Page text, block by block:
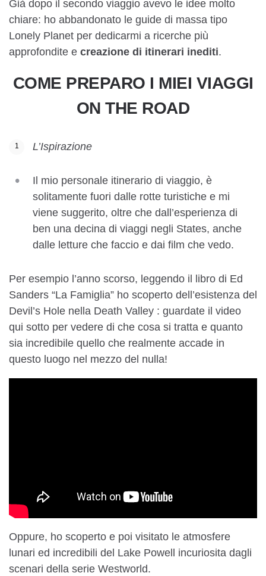
Già dopo il secondo viaggio avevo le idee molto
chiare: ho abbandonato le guide di massa tipo
Lonely Planet per dedicarmi a ricerche più
approfondite e creazione di itinerari inediti.
COME PREPARO I MIEI VIAGGI
ON THE ROAD
L’Ispirazione
Il mio personale itinerario di viaggio, è
solitamente fuori dalle rotte turistiche e mi
viene suggerito, oltre che dall’esperienza di
ben una decina di viaggi negli States, anche
dalle letture che faccio e dai film che vedo.
Per esempio l’anno scorso, leggendo il libro di Ed
Sanders “La Famiglia” ho scoperto dell’esistenza del
Devil’s Hole nella Death Valley : guardate il video
qui sotto per vedere di che cosa si tratta e quanto
sia incredibile quello che realmente accade in
questo luogo nel mezzo del nulla!
Oppure, ho scoperto e poi visitato le atmosfere
lunari ed incredibili del Lake Powell incuriosita dagli
scenari della serie Westworld.